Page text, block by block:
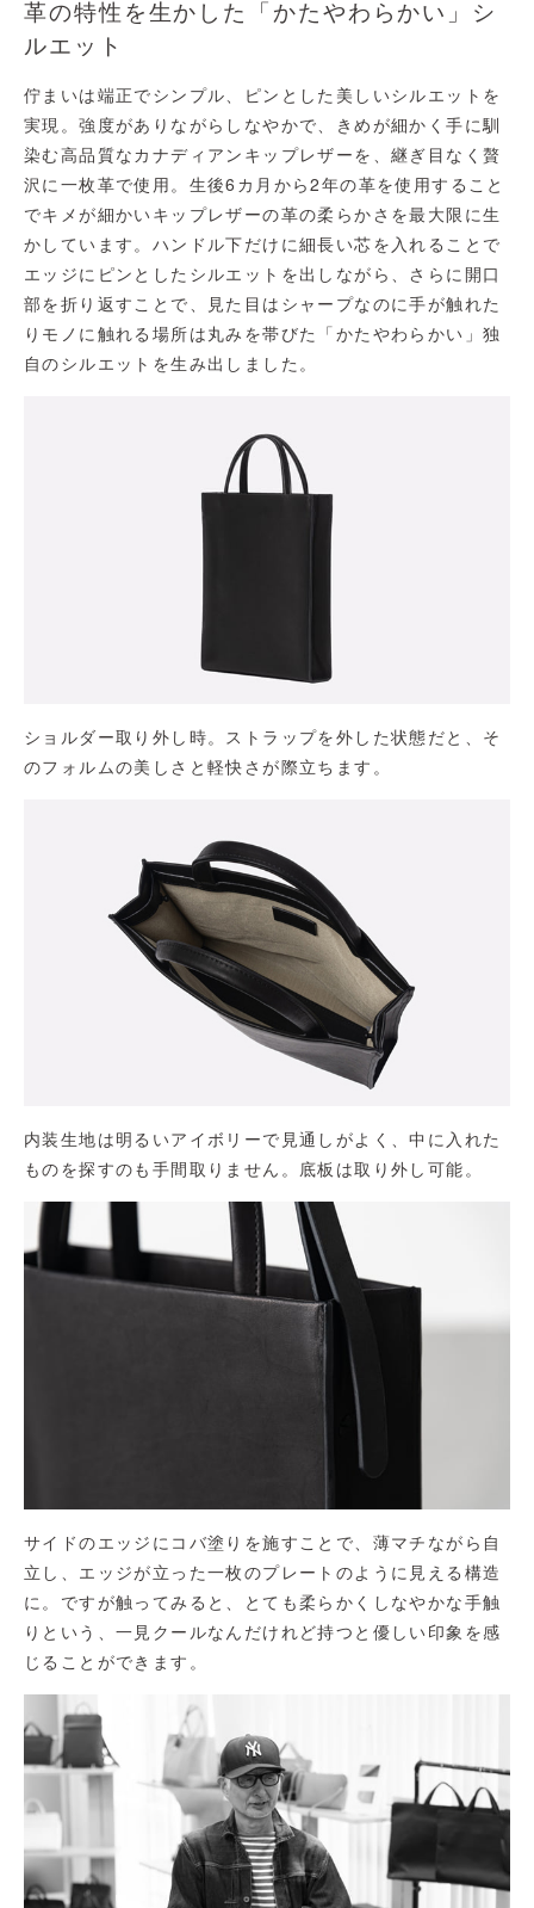
革の特性を生かした「かたやわらかい」シ
ルエット
佇まいは端正でシンプル、ピンとした美しいシルエットを
実現。強度がありながらしなやかで、きめが細かく手に馴
染む高品質なカナディアンキップレザーを、継ぎ目なく贅
沢に一枚革で使用。生後6カ月から2年の革を使用すること
でキメが細かいキップレザーの革の柔らかさを最大限に生
かしています。ハンドル下だけに細長い芯を入れることで
エッジにピンとしたシルエットを出しながら、さらに開口
部を折り返すことで、見た目はシャープなのに手が触れた
りモノに触れる場所は丸みを帯びた「かたやわらかい」独
自のシルエットを生み出しました。
ショルダー取り外し時。ストラップを外した状態だと、そ
のフォルムの美しさと軽快さが際立ちます。
内装生地は明るいアイボリーで見通しがよく、中に入れた
ものを探すのも手間取りません。底板は取り外し可能。
サイドのエッジにコバ塗りを施すことで、薄マチながら自
立し、エッジが立った一枚のプレートのように見える構造
に。ですが触ってみると、とても柔らかくしなやかな手触
りという、一見クールなんだけれど持つと優しい印象を感
じることができます。